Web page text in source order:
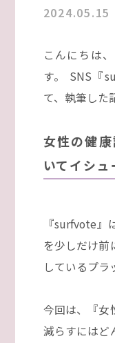
2024.05.15
こんにちは
す。 SNS『
て、執筆した
女性の健
いてイシュ
『surfvote』
を少しだけ前
しているプラ
今回は、『女
減らすにはど